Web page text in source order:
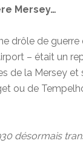
Mersey…
drôle de guerre
– était un
de la Mersey et
ou de
désormais